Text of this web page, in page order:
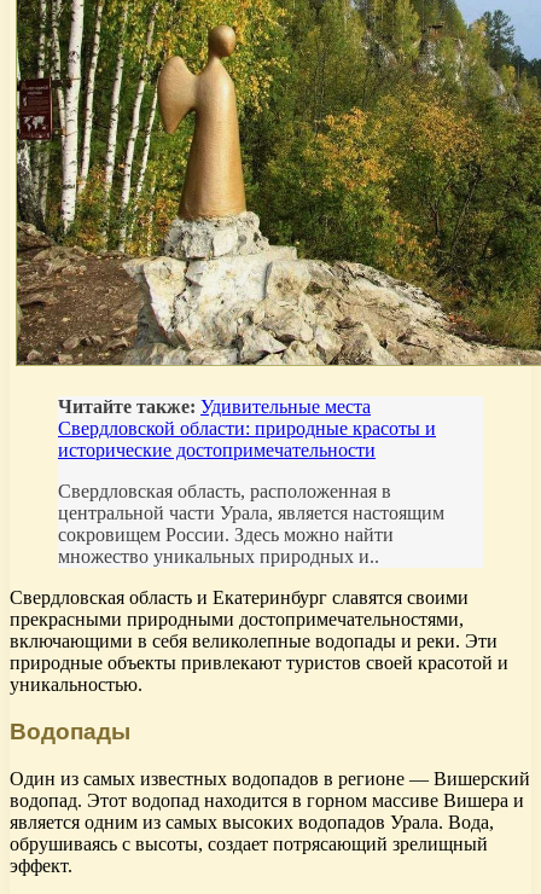
Читайте также: Удивительные места
Свердловской области: природные красоты и
исторические достопримечательности
Свердловская область, расположенная в
центральной части Урала, является настоящим
сокровищем России. Здесь можно найти
множество уникальных природных и..
Свердловская область и Екатеринбург славятся своими
прекрасными природными достопримечательностями,
включающими в себя великолепные водопады и реки. Эти
природные объекты привлекают туристов своей красотой и
уникальностью.
Водопады
Один из самых известных водопадов в регионе — Вишерский
водопад. Этот водопад находится в горном массиве Вишера и
является одним из самых высоких водопадов Урала. Вода,
обрушиваясь с высоты, создает потрясающий зрелищный
эффект.